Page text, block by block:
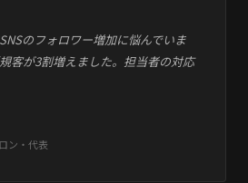
のフォロワー増加に悩んでいま
客が3割増えました。担当者の対応
ン・代表